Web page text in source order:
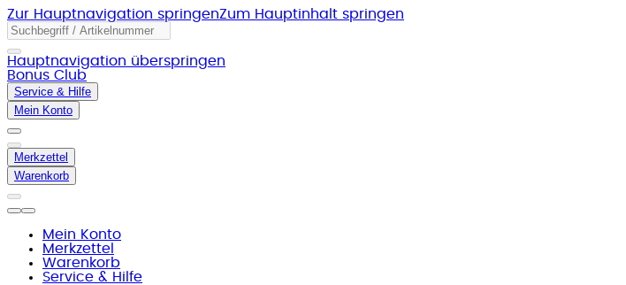
Zur Hauptnavigation springenZum Hauptinhalt springen
Hauptnavigation überspringen
Bonus Club
Service & Hilfe
Mein Konto
Merkzettel
Warenkorb
Mein Konto
Merkzettel
Warenkorb
Service & Hilfe